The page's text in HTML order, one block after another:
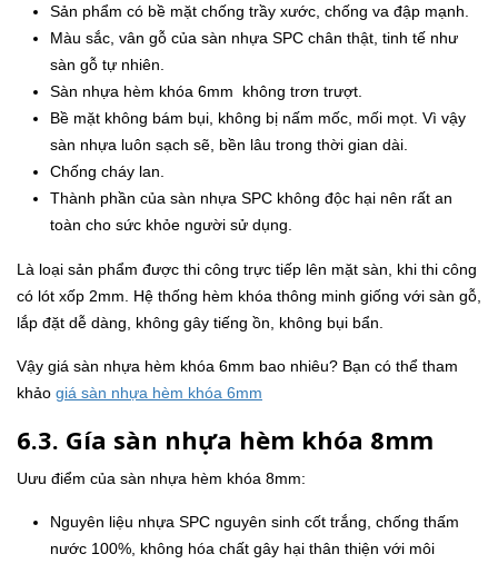
Sản phẩm có bề mặt chống trầy xước, chống va đập mạnh.
Màu sắc, vân gỗ của sàn nhựa SPC chân thật, tinh tế như
sàn gỗ tự nhiên.
Sàn nhựa hèm khóa 6mm không trơn trượt.
Bề mặt không bám bụi, không bị nấm mốc, mối mọt. Vì vậy
sàn nhựa luôn sạch sẽ, bền lâu trong thời gian dài.
Chống cháy lan.
Thành phần của sàn nhựa SPC không độc hại nên rất an
toàn cho sức khỏe người sử dụng.
Là loại sản phẩm được thi công trực tiếp lên mặt sàn, khi thi công
có lót xốp 2mm. Hệ thống hèm khóa thông minh giống với sàn gỗ,
lắp đặt dễ dàng, không gây tiếng ồn, không bụi bẩn.
Vậy giá sàn nhựa hèm khóa 6mm bao nhiêu? Bạn có thể tham
khảo giá sàn nhựa hèm khóa 6mm
6.3. Gía sàn nhựa hèm khóa 8mm
Uưu điểm của sàn nhựa hèm khóa 8mm:
Nguyên liệu nhựa SPC nguyên sinh cốt trắng, chống thấm
nước 100%, không hóa chất gây hại thân thiện với môi